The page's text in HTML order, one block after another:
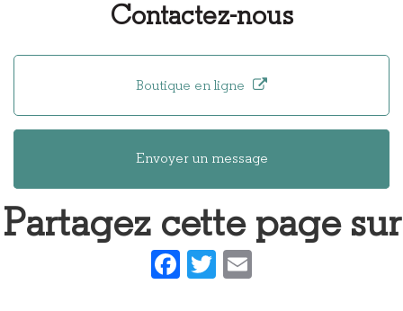
de lunettes
pour la
Contactez-nous
Boutique en ligne
Envoyer un message
Partagez cette page sur
Facebook
Twitter